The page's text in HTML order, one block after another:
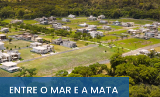
ENTRE O MAR E A MATA